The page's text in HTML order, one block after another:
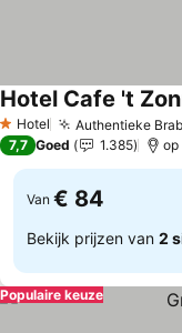
1 Sterren
Hotel Authentieke
Hotel Cafe 't
7,7 Goed 1.385 op
Van € 84
Bekijk prijzen van 2
Populaire keuze